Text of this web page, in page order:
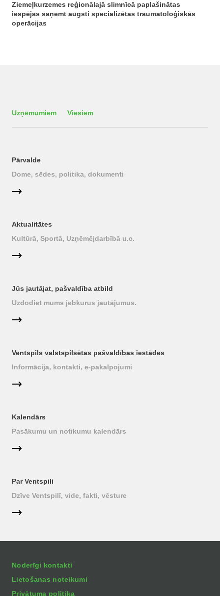
Ziemeļkurzemes reģionālajā slimnīcā paplašinātas
iespējas saņemt augsti specializētas traumatoloģiskās
operācijas
Uzņēmumiem Viesiem
Pārvalde
Dome, sēdes, politika, dokumenti
Aktualitātes
Kultūrā, Sportā, Uzņēmējdarbībā u.c.
Jūs jautājat, pašvaldība atbild
Uzdodiet mums jebkurus jautājumus.
Ventspils valstspilsētas pašvaldības iestādes
Informācija, kontakti, e-pakalpojumi
Kalendārs
Pasākumu un notikumu kalendārs
Par Ventspili
Dzīve Ventspilī, vide, fakti, vēsture
Noderīgi kontakti
Lietošanas noteikumi
Privātuma politika